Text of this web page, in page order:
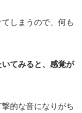
しまうので、何も
てみると、感覚が
的な音になりがち